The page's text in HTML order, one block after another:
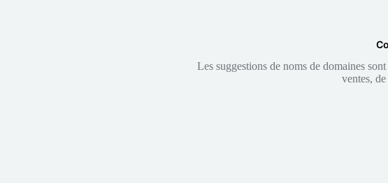
Les suggestions de noms de domaines
ventes,